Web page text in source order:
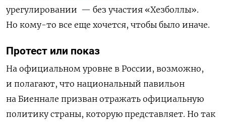
урегулировании — без участия «Хезболлы».
Но кому-то все еще хочется, чтобы было иначе.
Протест или показ
На официальном уровне в России, возможно,
и полагают, что национальный павильон
на Биеннале призван отражать официальную
политику страны, которую представляет. Но так